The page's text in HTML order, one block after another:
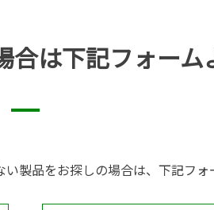
合は下記フォーム
製品をお探しの場合は、下記フォ